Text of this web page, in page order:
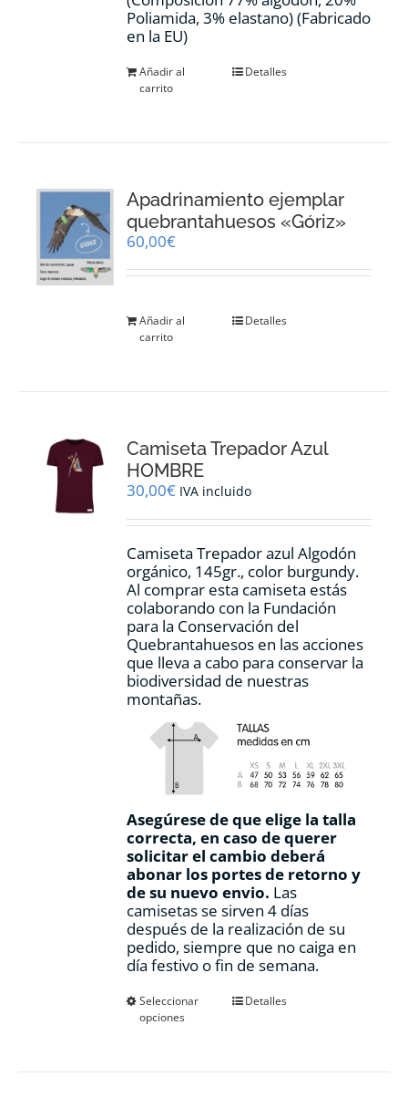
Poliamida, 3% elastano) (Fabricado
en la EU)
Añadir al
carrito
Detalles
Apadrinamiento ejemplar
quebrantahuesos «Góriz»
60,00€
Añadir al
carrito
Detalles
Camiseta Trepador Azul
HOMBRE
30,00€ IVA incluido
Camiseta Trepador azul Algodón
orgánico, 145gr., color burgundy.
Al comprar esta camiseta estás
colaborando con la Fundación
para la Conservación del
Quebrantahuesos en las acciones
que lleva a cabo para conservar la
biodiversidad de nuestras
montañas.
Asegúrese de que elige la talla
correcta, en caso de querer
solicitar el cambio deberá
abonar los portes de retorno y
de su nuevo envio. Las
camisetas se sirven 4 días
después de la realización de su
pedido, siempre que no caiga en
día festivo o fin de semana.
Seleccionar
opciones
EsteDetalles